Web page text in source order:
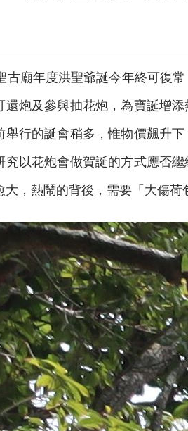
廟年度洪聖爺誕今年終可復常
還炮及參與抽花炮，為寶誕增
舉行的誕會稍多，惟物價飆升
究以花炮會做賀誕的方式應否
大，熱鬧的背後，需要「大傷荷